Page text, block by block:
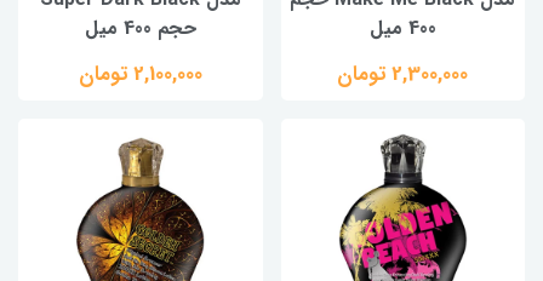
400 میل
2,300,000 تومان
حجم 400 میل
2,100,000 تومان